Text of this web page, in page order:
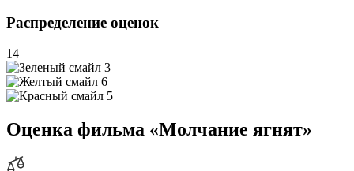
Распределение оценок
14
3
6
5
Оценка фильма «Молчание ягнят»